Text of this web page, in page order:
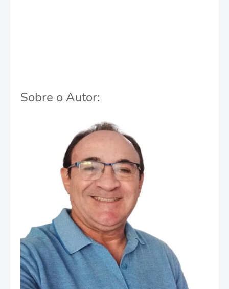
Sobre o Autor: